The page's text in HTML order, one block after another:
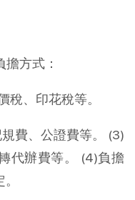
方式：
稅、印花稅等。
費、公證費等。 (3)
代辦費等。 (4)負擔